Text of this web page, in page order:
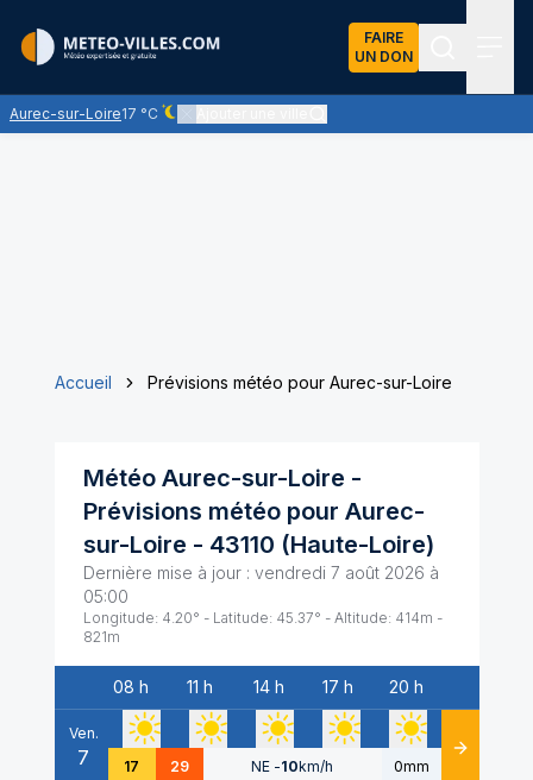
FAIRE
UN DON
Aurec-sur-Loire17 °C
Ciel dégagé - quasiment pas de nuages
Accueil Prévisions météo pour Aurec-sur-Loire
Météo Aurec-sur-Loire -
Prévisions météo pour Aurec-
sur-Loire - 43110 (Haute-Loire)
Dernière mise à jour : vendredi 7 août 2026 à
05:00
Longitude: 4.20° - Latitude: 45.37° - Altitude: 414m -
821m
Date
08 h 11 h 14 h 17 h 20 h
Ven.
7 17 29 NE -10km/h 0mm Détails